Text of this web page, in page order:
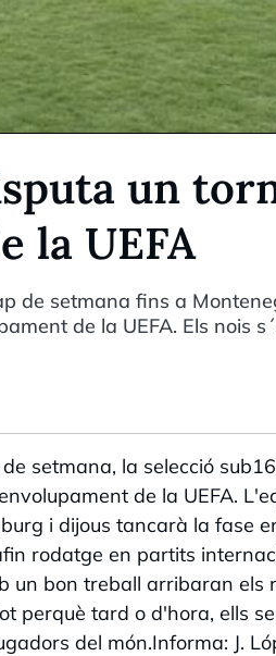
un
la UEFA
de setmana fins a
de la UEFA. Els nois
setmana, la selecció
de la UEFA.
i dijous tancarà la fase
rodatge en partits
bon treball arribaran els
perquè tard o d'hora, ells
del món.Informa: J.